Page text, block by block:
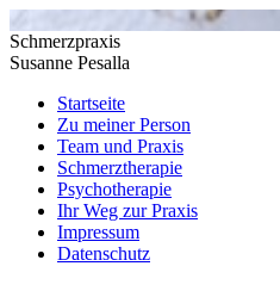
Schmerzpraxis
Susanne Pesalla
Startseite
Zu meiner Person
Team und Praxis
Schmerztherapie
Psychotherapie
Ihr Weg zur Praxis
Impressum
Datenschutz